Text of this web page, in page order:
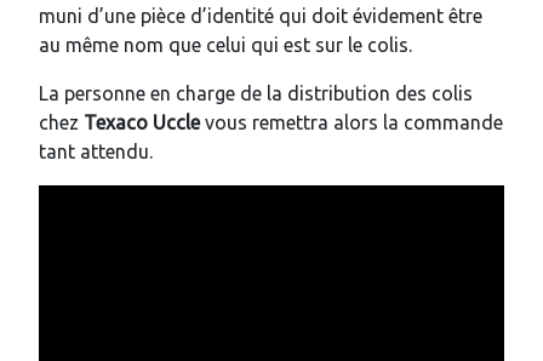
muni d’une pièce d’identité qui doit évidement être
au même nom que celui qui est sur le colis.
La personne en charge de la distribution des colis
chez Texaco Ucclevous remettra alors la commande
tant attendu.